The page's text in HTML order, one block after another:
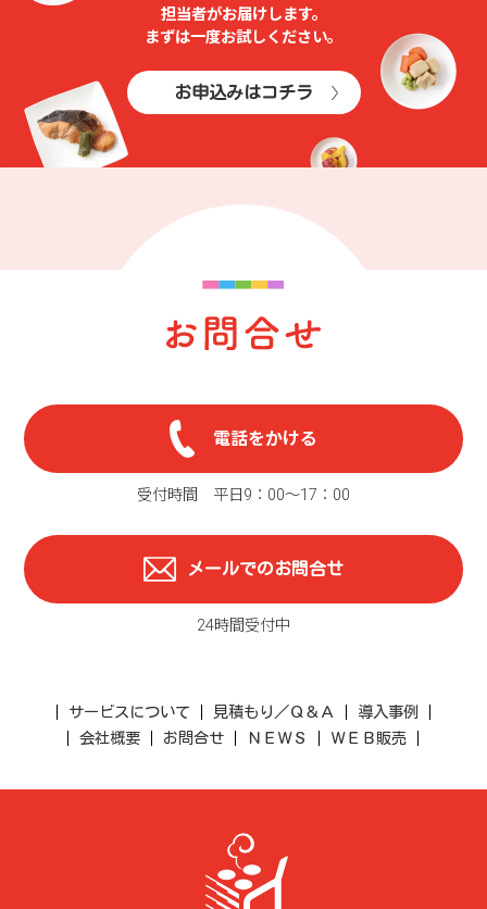
担当者がお届けします。
まずは⼀度お試しください。
お申込みはコチラ
電話をかける
受付時間 平日9：00〜17：00
メールでのお問合せ
24時間受付中
サービスについて 見積もり／Ｑ＆Ａ
導入事例
会社概要
お問合せ ＮＥＷＳ ＷＥＢ販売